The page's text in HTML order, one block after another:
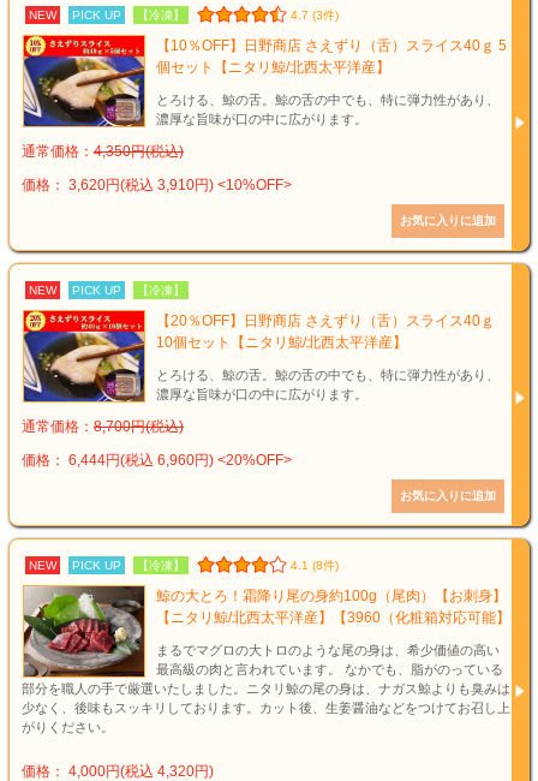
NEW PICK UP 【冷凍】 4.7 (3件)
【10％OFF】日野商店 さえずり（舌）スライス40ｇ 5
個セット【ニタリ鯨/北西太平洋産】
とろける、鯨の舌。鯨の舌の中でも、特に弾力性があり、
濃厚な旨味が口の中に広がります。
通常価格： 4,350円(税込)
価格： 3,620円(税込 3,910円) <10%OFF>
NEW PICK UP 【冷凍】
【20％OFF】日野商店 さえずり（舌）スライス40ｇ
10個セット【ニタリ鯨/北西太平洋産】
とろける、鯨の舌。鯨の舌の中でも、特に弾力性があり、
濃厚な旨味が口の中に広がります。
通常価格： 8,700円(税込)
価格： 6,444円(税込 6,960円) <20%OFF>
NEW PICK UP 【冷凍】 4.1 (8件)
鯨の大とろ！霜降り尾の身約100g（尾肉）【お刺身】
【ニタリ鯨/北西太平洋産】【3960（化粧箱対応可能】
まるでマグロの大トロのような尾の身は、希少価値の高い
最高級の肉と言われています。 なかでも、脂がのっている
部分を職人の手で厳選いたしました。ニタリ鯨の尾の身は、ナガス鯨よりも臭みは
少なく、後味もスッキリしております。カット後、生姜醤油などをつけてお召し上
がりください。
価格： 4,000円(税込 4,320円)